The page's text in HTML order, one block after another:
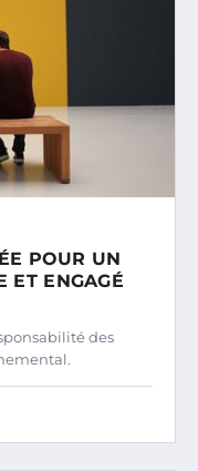
POUR UN
ET ENGAGÉ
des